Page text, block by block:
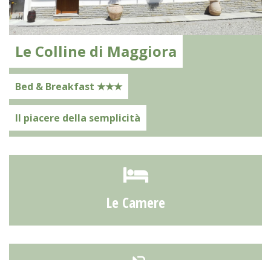
Le Colline di Maggiora
Bed & Breakfast ★★★
Il piacere della semplicità
Le Camere